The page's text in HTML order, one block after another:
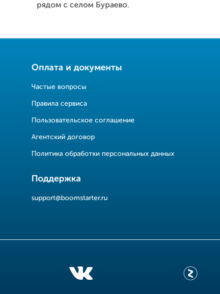
рядом с селом Бураево.
Оплата и документы
Частые вопросы
Правила сервиса
Пользовательское соглашение
Агентский договор
Политика обработки персональных данных
Поддержка
support@boomstarter.ru